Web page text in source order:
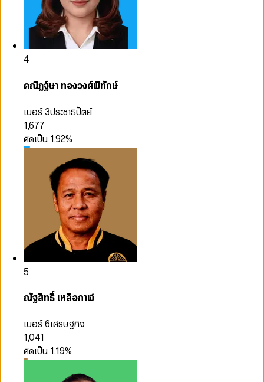
4
คณิฎฐ์ษา ทองวงศ์พิทักษ์
เบอร์ 3ประชาธิปัตย์
1,677
คิดเป็น 1.92%
5
ณัฐสิทธิ์ เหลือกาฬ
เบอร์ 6เศรษฐกิจ
1,041
คิดเป็น 1.19%